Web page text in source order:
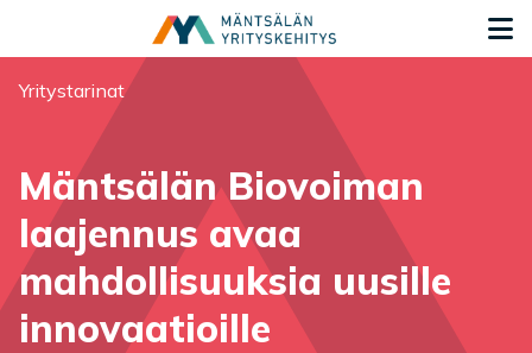
Olet tässä:
Yritystarinat
Mäntsälän Biovoiman
laajennus avaa
mahdollisuuksia uusille
innovaatioille